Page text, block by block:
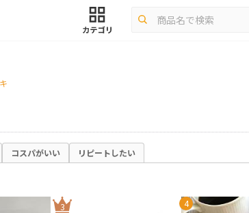
コスパがいい リピートしたい
3 4